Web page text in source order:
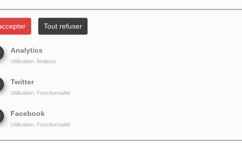
Tout refuser
Analytics
Utilisation: Analyse
Twitter
Utilisation: Fonctionnalité
Facebook
Utilisation: Fonctionnalité